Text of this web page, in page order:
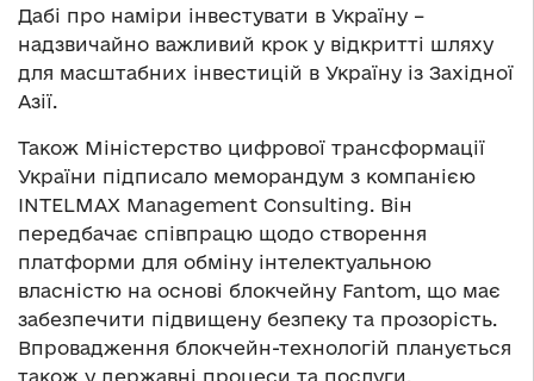
Дабі про наміри інвестувати в Україну –
надзвичайно важливий крок у відкритті шляху
для масштабних інвестицій в Україну із Західної
Азії.
Також Міністерство цифрової трансформації
України підписало меморандум з компанією
INTELMAX Management Consulting. Він
передбачає співпрацю щодо створення
платформи для обміну інтелектуальною
власністю на основі блокчейну Fantom, що має
забезпечити підвищену безпеку та прозорість.
Впровадження блокчейн-технологій планується
також у державні процеси та послуги.